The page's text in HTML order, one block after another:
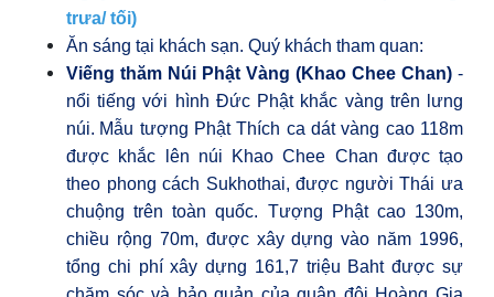
trưa/ tối)
Ăn sáng tại khách sạn. Quý khách tham quan:
Viếng thăm Núi Phật Vàng (Khao Chee Chan) -
nổi tiếng với hình Đức Phật khắc vàng trên lưng
núi. Mẫu tượng Phật Thích ca dát vàng cao 118m
được khắc lên núi Khao Chee Chan được tạo
theo phong cách Sukhothai, được người Thái ưa
chuộng trên toàn quốc. Tượng Phật cao 130m,
chiều rộng 70m, được xây dựng vào năm 1996,
tổng chi phí xây dựng 161,7 triệu Baht được sự